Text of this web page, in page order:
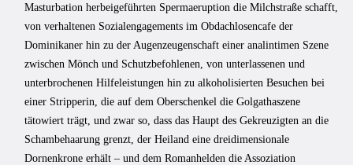
Masturbation herbeigeführten Spermaeruption die Milchstraße schafft,
von verhaltenen Sozialengagements im Obdachlosencafe der
Dominikaner hin zu der Augenzeugenschaft einer analintimen Szene
zwischen Mönch und Schutzbefohlenen, von unterlassenen und
unterbrochenen Hilfeleistungen hin zu alkoholisierten Besuchen bei
einer Stripperin, die auf dem Oberschenkel die Golgathaszene
tätowiert trägt, und zwar so, dass das Haupt des Gekreuzigten an die
Schambehaarung grenzt, der Heiland eine dreidimensionale
Dornenkrone erhält – und dem Romanhelden die Assoziation